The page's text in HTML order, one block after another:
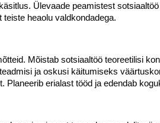
Ülevaade peamistest
heaolu valdkondadega.
Mõistab sotsiaaltöö teoreetilisi
ja oskusi käitumiseks
erialast tööd ja edendab